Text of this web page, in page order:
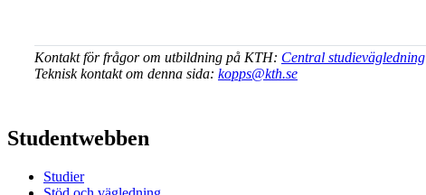
Kontakt för frågor om utbildning på KTH: Central studievägledning
Teknisk kontakt om denna sida: kopps@kth.se
Studentwebben
Studier